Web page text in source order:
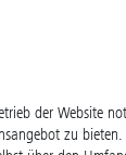
der Website
zu